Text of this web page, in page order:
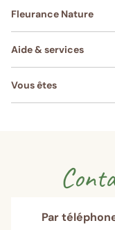
Fleurance Nature
Aide & services
Vous êtes
Par